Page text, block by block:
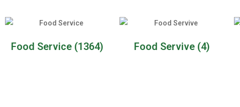
Food Service (1364) Food Servive (4)